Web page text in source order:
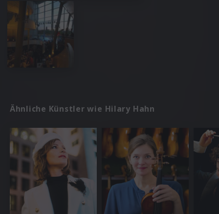
Ähnliche Künstler wie Hilary Hahn